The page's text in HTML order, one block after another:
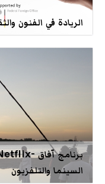
الريادة في الفنون
السينما والتلفزيون